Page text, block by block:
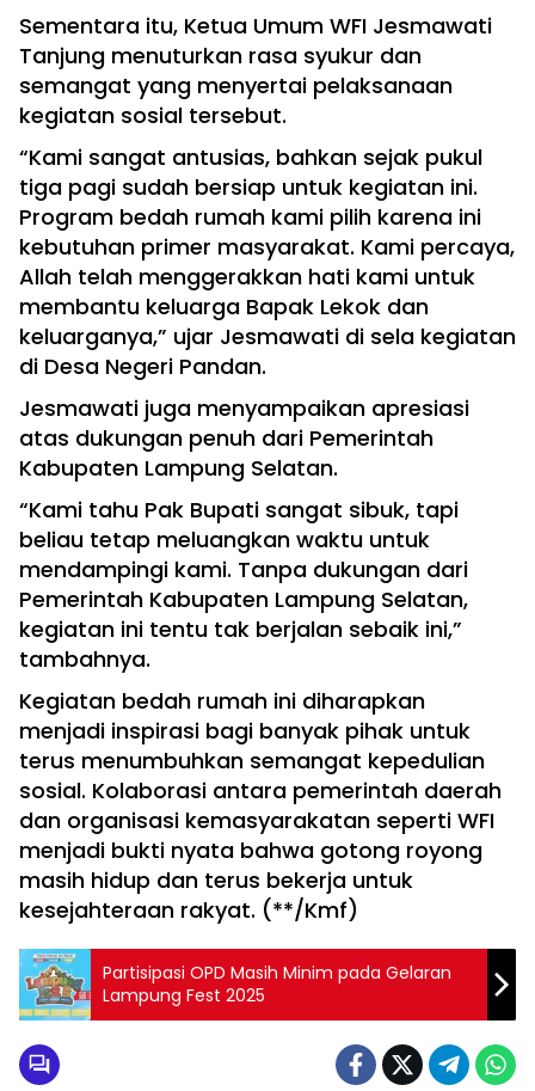
Sementara itu, Ketua Umum WFI Jesmawati
Tanjung menuturkan rasa syukur dan
semangat yang menyertai pelaksanaan
kegiatan sosial tersebut.
“Kami sangat antusias, bahkan sejak pukul
tiga pagi sudah bersiap untuk kegiatan ini.
Program bedah rumah kami pilih karena ini
kebutuhan primer masyarakat. Kami percaya,
Allah telah menggerakkan hati kami untuk
membantu keluarga Bapak Lekok dan
keluarganya,” ujar Jesmawati di sela kegiatan
di Desa Negeri Pandan.
Jesmawati juga menyampaikan apresiasi
atas dukungan penuh dari Pemerintah
Kabupaten Lampung Selatan.
“Kami tahu Pak Bupati sangat sibuk, tapi
beliau tetap meluangkan waktu untuk
mendampingi kami. Tanpa dukungan dari
Pemerintah Kabupaten Lampung Selatan,
kegiatan ini tentu tak berjalan sebaik ini,”
tambahnya.
Kegiatan bedah rumah ini diharapkan
menjadi inspirasi bagi banyak pihak untuk
terus menumbuhkan semangat kepedulian
sosial. Kolaborasi antara pemerintah daerah
dan organisasi kemasyarakatan seperti WFI
menjadi bukti nyata bahwa gotong royong
masih hidup dan terus bekerja untuk
kesejahteraan rakyat. (**/Kmf)
Partisipasi OPD Masih Minim pada Gelaran
Lampung Fest 2025